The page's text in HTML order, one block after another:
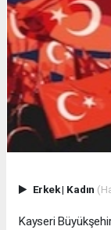
Erkek| Kadın
Kayseri